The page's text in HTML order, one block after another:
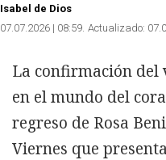
Isabel de Dios
07.07.2026 | 08:59 Actualizado:
La confirmación del
en el mundo del
regreso de Rosa
Viernes que